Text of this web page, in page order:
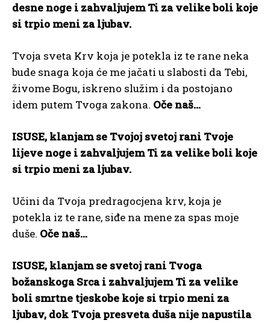
desne noge i zahvaljujem Ti za velike boli koje
si trpio meni za ljubav.
Tvoja sveta Krv koja je potekla iz te rane neka
bude snaga koja će me jačati u slabosti da Tebi,
živome Bogu, iskreno služim i da postojano
idem putem Tvoga zakona. Oče naš…
ISUSE, klanjam se Tvojoj svetoj rani Tvoje
lijeve noge i zahvaljujem Ti za velike boli koje
si trpio meni za ljubav.
Učini da Tvoja predragocjena krv, koja je
potekla iz te rane, siđe na mene za spas moje
duše. Oče naš…
ISUSE, klanjam se svetoj rani Tvoga
božanskoga Srca i zahvaljujem Ti za velike
boli smrtne tjeskobe koje si trpio meni za
ljubav, dok Tvoja presveta duša nije napustila